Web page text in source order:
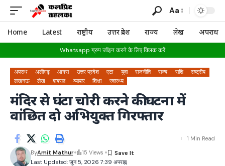
Aa
Home Latest राष्ट्रीय उत्तर प्रदेश राज्य लेख अपराध
Whatsapp ग्रुप जॉइन करने के लिए क्लिक करें
अपराध अलीगढ़ आगरा उत्तर प्रदेश एटा युवा राजनीति राज्य राशि
राष्ट्रीय
लखनऊ
लेख वायरल व्यापार शिक्षा स्वास्थ्य
मंदिर से घंटा चोरी करने की घटना में
वांछित दो अभियुक्त गिरफ्तार
Last Updated: जून 5, 2026 7:39 अपराह्न
ByAmit Mathur 15 Views
1 Min Read